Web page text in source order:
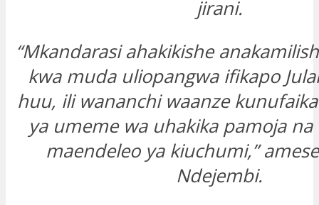
jirani.
“Mkandarasi ahakikishe
kwa muda uliopangwa ifikapo
huu, ili wananchi waanze
ya umeme wa uhakika pamoja
maendeleo ya kiuchumi,”
Ndejembi.